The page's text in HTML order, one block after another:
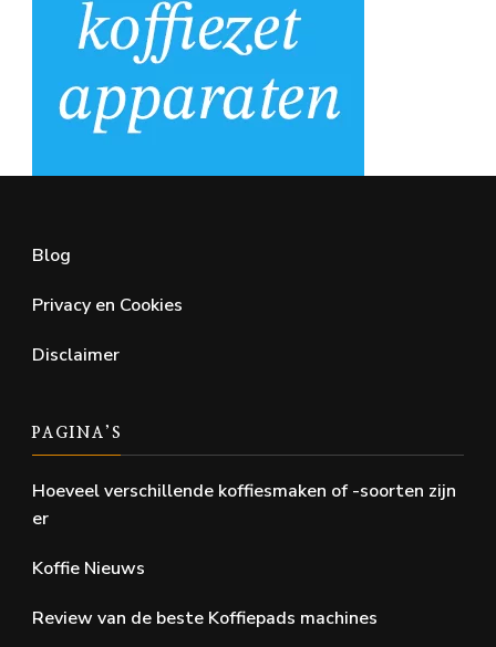
Blog
Privacy en Cookies
Disclaimer
PAGINA’S
Hoeveel verschillende koffiesmaken of -soorten zijn
er
Koffie Nieuws
Review van de beste Koffiepads machines